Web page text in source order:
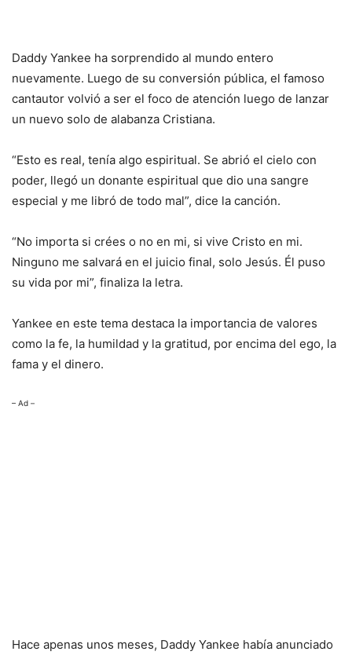
Daddy Yankee ha sorprendido al mundo entero
nuevamente. Luego de su conversión pública, el famoso
cantautor volvió a ser el foco de atención luego de lanzar
un nuevo solo de alabanza Cristiana.
“Esto es real, tenía algo espiritual. Se abrió el cielo con
poder, llegó un donante espiritual que dio una sangre
especial y me libró de todo mal”, dice la canción.
“No importa si crées o no en mi, si vive Cristo en mi.
Ninguno me salvará en el juicio final, solo Jesús. Él puso
su vida por mi”, finaliza la letra.
Yankee en este tema destaca la importancia de valores
como la fe, la humildad y la gratitud, por encima del ego, la
fama y el dinero.
– Ad –
Hace apenas unos meses, Daddy Yankee había anunciado